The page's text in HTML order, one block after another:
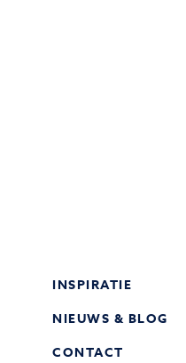
INSPIRATIE
NIEUWS & BLOG
CONTACT